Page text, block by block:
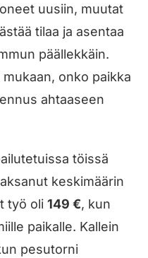
uusiin, muutat
tilaa ja asentaa
päällekkäin.
onko paikka
ahtaaseen
töissä
keskimäärin
työ oli 149 €, kun
paikalle. Kallein
pesutorni